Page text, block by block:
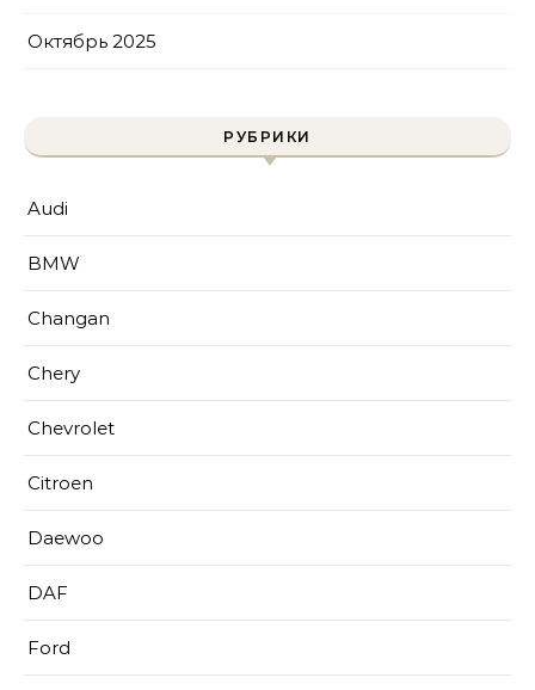
Октябрь 2025
РУБРИКИ
Audi
BMW
Changan
Chery
Chevrolet
Citroen
Daewoo
DAF
Ford